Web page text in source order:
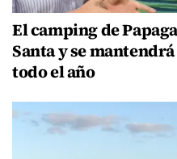
El camping de
Santa y se
todo el año